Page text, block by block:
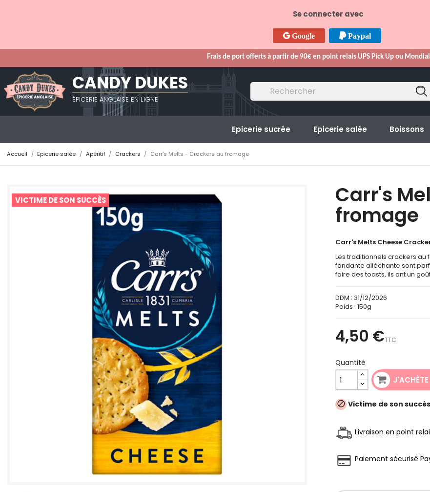
Se connecter avec
Google Paypal
Frais de port offerts à partir de 90€ en point relais UPS Pick Up ou
CANDY DUKES
ÉPICERIE ANGLAISE EN LIGNE
Epicerie sucrée Epicerie salée Boissons
Accueil Epicerie salée Apéritif Crackers Carr's Melts - Crackers au fromage
VICTIME DE SON SUCCÈS Carr's
fromage
Carr's Melts Cheese
Les traditionnels crackers
fondante alléchante sont
faire des toasts, ils ont un
DDM : 31/12/2026
Poids : 150g
4,50 €TTC
Quantité
J'ACHÈTE
 Victime de son succès
Livraison en point
Paiement sécurisé